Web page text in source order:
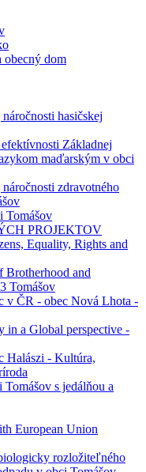
obecný dom
hasičskej
Základnej
maďarským v obci
zdravotného
Tomášov
PROJEKTOV
Equality, Rights and
Brotherhood and
Tomášov
v ČR - obec Nová Lhota -
in a Global perspective -
Halászi - Kultúra,
s jedálňou a
European Union
rozložiteľného